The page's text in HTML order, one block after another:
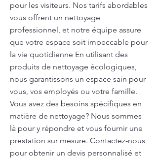
pour les visiteurs. Nos tarifs abordables
vous offrent un nettoyage
professionnel, et notre équipe assure
que votre espace soit impeccable pour
la vie quotidienne En utilisant des
produits de nettoyage écologiques,
nous garantissons un espace sain pour
vous, vos employés ou votre famille.
Vous avez des besoins spécifiques en
matière de nettoyage? Nous sommes
là pour y répondre et vous fournir une
prestation sur mesure. Contactez-nous
pour obtenir un devis personnalisé et